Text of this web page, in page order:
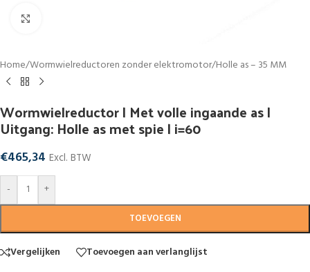
Home/Wormwielreductoren zonder elektromotor/Holle as – 35 MM
Wormwielreductor | Met volle ingaande as |
Uitgang: Holle as met spie | i=60
€465,34 Excl. BTW
-
+
TOEVOEGEN
Vergelijken
Toevoegen aan verlanglijst